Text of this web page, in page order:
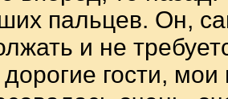
пальцев. Он,
и не
гости,